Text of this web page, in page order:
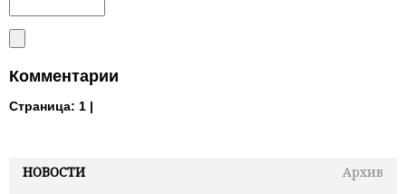
НОВОСТИ
Архив
Комментарии
Страница: 1 |